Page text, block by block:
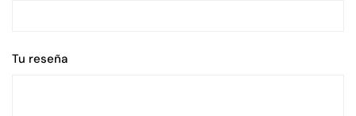
Tu reseña